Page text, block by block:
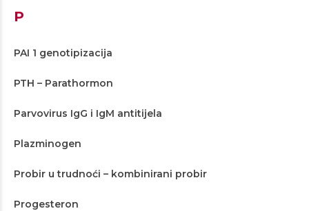
P
PAI 1 genotipizacija
PTH – Parathormon
Parvovirus IgG i IgM antitijela
Plazminogen
Probir u trudnoći – kombinirani probir
Progesteron